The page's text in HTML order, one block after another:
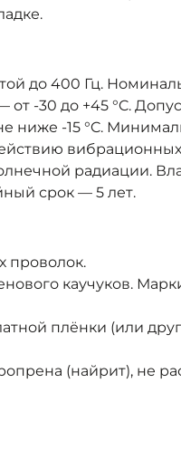
до 400 Гц.
-30 до +45 °C.
ниже -15 °C.
радиации.
срок — 5 лет.
проволок.
каучуков.
плёнки (или
(найрит), не